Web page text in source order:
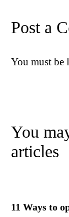
Post a
You must be
You
articles
11 Ways to